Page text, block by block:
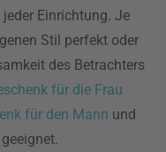
Einrichtung. Je
Stil perfekt oder
des Betrachters
für die Frau
für den Mann und